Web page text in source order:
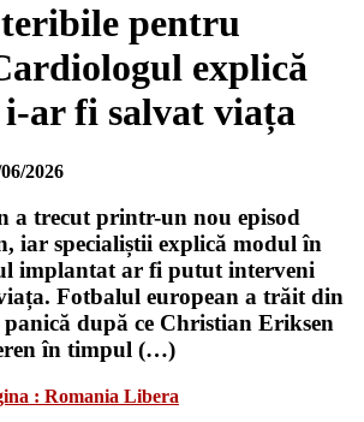
pentru
explică
i-ar fi salvat viața
2026
a trecut printr-un nou episod
iar specialiștii explică modul în
implantat ar fi putut interveni
Fotbalul european a trăit din
panică după ce Christian Eriksen
în timpul (…)
: Romania Libera